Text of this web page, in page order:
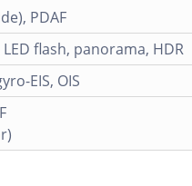
PDAF
flash, panorama, HDR
EIS, OIS